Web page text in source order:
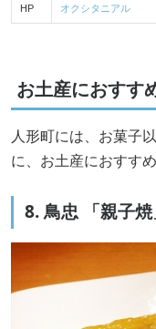
HP オクシタニアル
お土産におすす
人形町には、お菓子
に、お土産におすす
8. 鳥忠 「親子焼